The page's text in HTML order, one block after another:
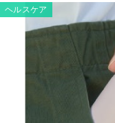
ヘルスケア